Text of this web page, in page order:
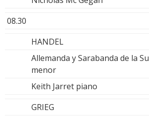
08.30
HANDEL
Allemanda y Sarabanda de la
menor
Keith Jarret piano
GRIEG